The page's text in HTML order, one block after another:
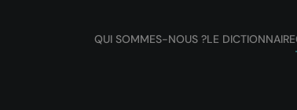
QUI SOMMES-NOUS ?LE DICTIONNAIRE